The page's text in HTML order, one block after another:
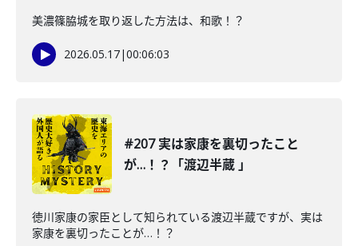
美濃篠脇城を取り返した方法は、和歌！？
2026.05.17|00:06:03
#207 実は家康を裏切ったこと
が…！？「渡辺半蔵 」
徳川家康の家臣として知られている渡辺半蔵ですが、実は
家康を裏切ったことが…！？